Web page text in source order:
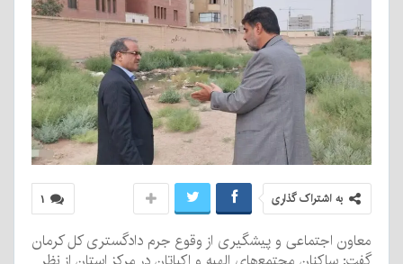
۱ به اشتراک گذاری
معاون اجتماعی و پیشگیری از وقوع جرم دادگستری کل کرمان